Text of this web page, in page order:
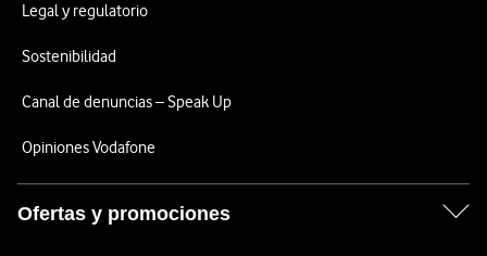
Legal y regulatorio
Sostenibilidad
Canal de denuncias – Speak Up
Opiniones Vodafone
Ofertas y promociones